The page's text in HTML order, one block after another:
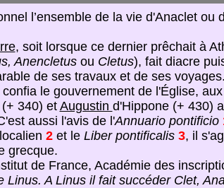
l’ensemble de la vie d'Anaclet
, soit lorsque ce dernier prêchait à
Anencletusou Cletus), fait diacre
de ses travaux et de ses voyages.
le gouvernement de l'Église,
340) etAugustin d'Hippone (+ 430)
aussi l'avis de l'Annuario pontificio
2 et le Liber pontificalis 3, il
grecque.
de France, Académie des
A Linus il fait succéder Clet,